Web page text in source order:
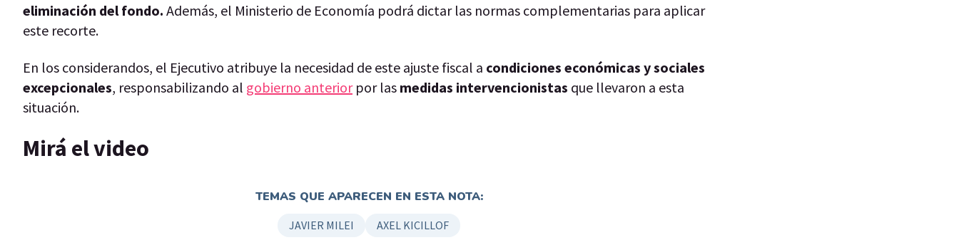
eliminación del fondo. Además, el Ministerio de Economía podrá dictar las normas complementarias para aplicar
este recorte.
En los considerandos, el Ejecutivo atribuye la necesidad de este ajuste fiscal a condiciones económicas y sociales
excepcionales, responsabilizando al gobierno anteriorpor las medidas intervencionistas que llevaron a esta
situación.
Mirá el video
TEMAS QUE APARECEN EN ESTA NOTA:
JAVIER MILEI AXEL KICILLOF